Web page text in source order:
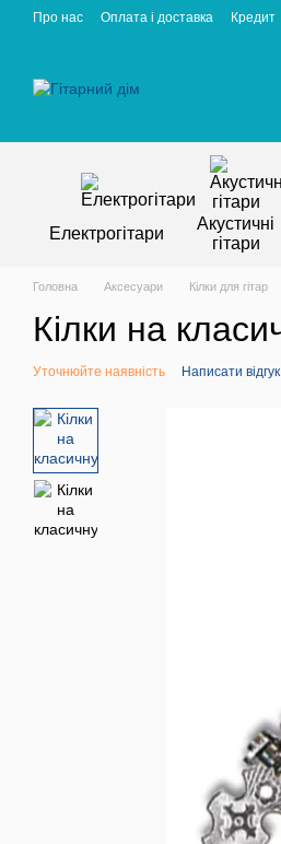
Перейти к основному контенту
Про нас Оплата і доставка Кредит
Електрогітари
Акустичні
гітари
Головна Аксесуари Кілки для гітар
Кілки на
Уточнюйте наявність Написати відгук